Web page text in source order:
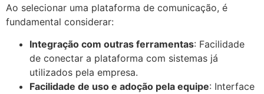
Ao selecionar uma plataforma de comunicação, é
fundamental considerar:
Integração com outras ferramentas: Facilidade
de conectar a plataforma com sistemas já
utilizados pela empresa.
Facilidade de uso e adoção pela equipe: Interface